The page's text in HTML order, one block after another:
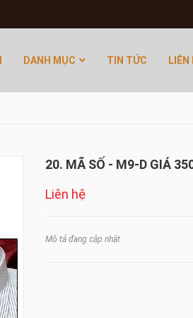
DANH MỤC TIN TỨC LIÊN
20. MÃ SỐ - M9-D GIÁ
Liên hệ
Mô tả đang cập nhật